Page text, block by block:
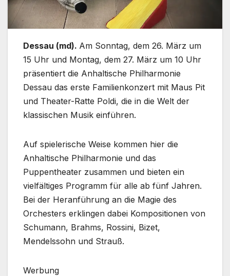
Dessau (md). Am Sonntag, dem 26. März um
15 Uhr und Montag, dem 27. März um 10 Uhr
präsentiert die Anhaltische Philharmonie
Dessau das erste Familienkonzert mit Maus Pit
und Theater-Ratte Poldi, die in die Welt der
klassischen Musik einführen.
Auf spielerische Weise kommen hier die
Anhaltische Philharmonie und das
Puppentheater zusammen und bieten ein
vielfältiges Programm für alle ab fünf Jahren.
Bei der Heranführung an die Magie des
Orchesters erklingen dabei Kompositionen von
Schumann, Brahms, Rossini, Bizet,
Mendelssohn und Strauß.
Werbung